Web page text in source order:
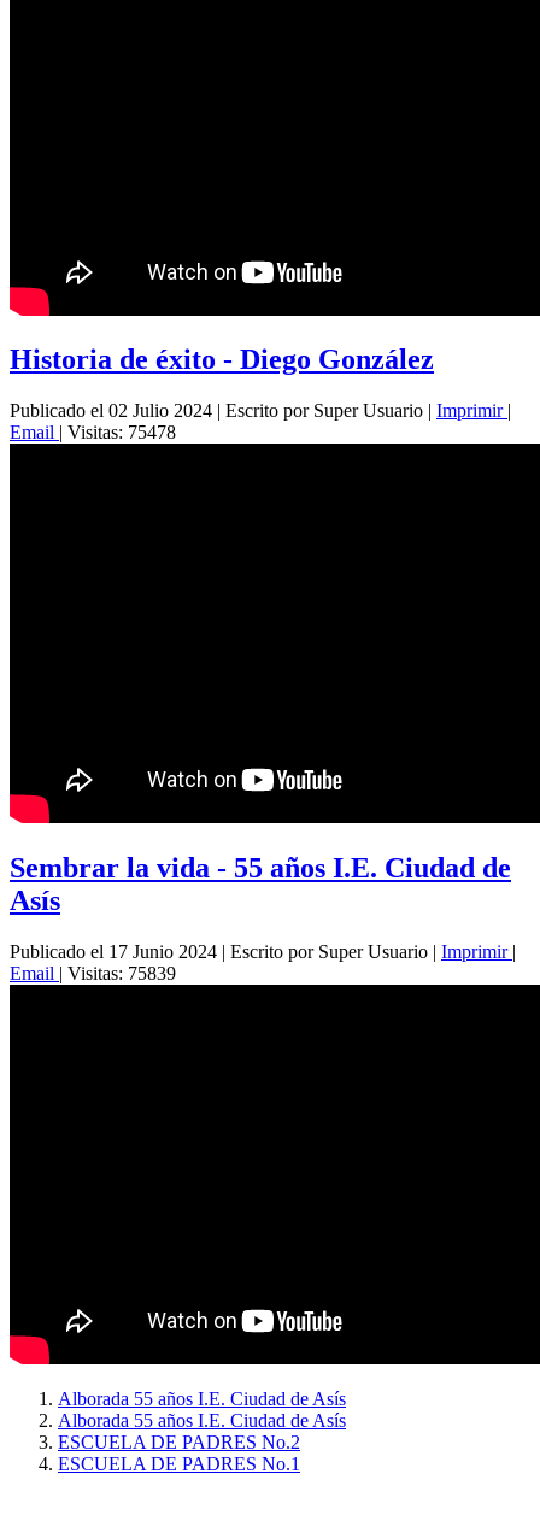
Historia de éxito - Diego González
Publicado el 02 Julio 2024 | Escrito por Super Usuario | Imprimir |
Email | Visitas: 75478
Sembrar la vida - 55 años I.E. Ciudad de
Asís
Publicado el 17 Junio 2024 | Escrito por Super Usuario | Imprimir |
Email | Visitas: 75839
Alborada 55 años I.E. Ciudad de Asís
Alborada 55 años I.E. Ciudad de Asís
ESCUELA DE PADRES No.2
ESCUELA DE PADRES No.1